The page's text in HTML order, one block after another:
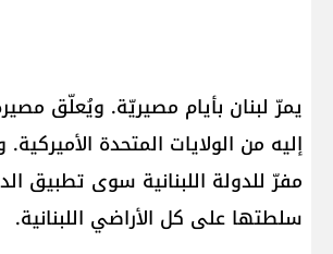
يمرّ لبنان بأيام مصيريّة. ويُعلّق
إليه من الولايات المتحدة
مفرّ للدولة اللبنانية سوى تطبيق
سلطتها على كل الأراضي اللبنانية.